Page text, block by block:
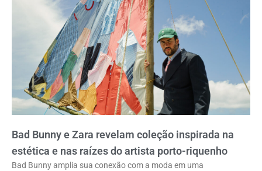
Bad Bunny e Zara revelam coleção inspirada na
estética e nas raízes do artista porto-riquenho
Bad Bunny amplia sua conexão com a moda em uma